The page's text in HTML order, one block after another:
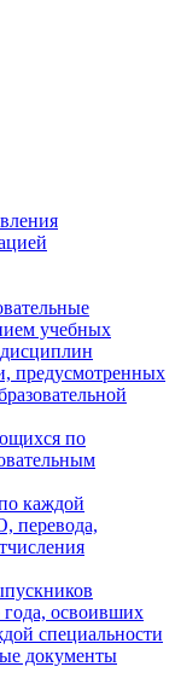
учебных
предусмотренных
по
каждой
перевода,
освоивших
специальности
документы